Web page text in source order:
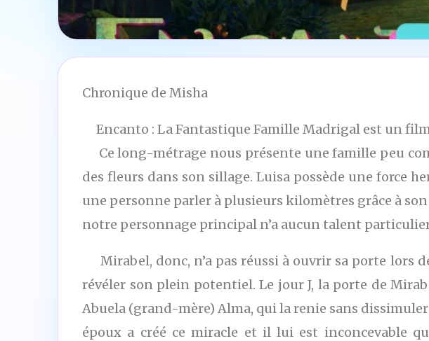
Chronique de Misha
Encanto : La Fantastique Famille Madrigal est un
Ce long-métrage nous présente une famille peu
des fleurs dans son sillage. Luisa possède une force
une personne parler à plusieurs kilomètres grâce à
notre personnage principal n’a aucun talent
Mirabel, donc, n’a pas réussi à ouvrir sa porte lors
révéler son plein potentiel. Le jour J, la porte de
Abuela (grand-mère) Alma, qui la renie sans
époux a créé ce miracle et il lui est inconcevable